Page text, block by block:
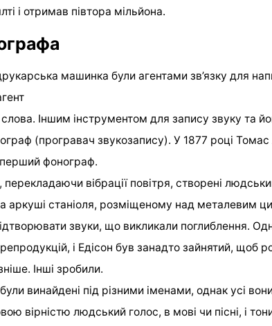
і отримав півтора мільйона.
машинка були агентами зв’язку для
Іншим інструментом для запису звуку та
(програвач звукозапису). У 1877 році
перший фонограф.
вібрації повітря, створені
аркуші станіоля, розміщеному над металевим
звуки, що викликали поглиблення.
репродукцій, і Едісон був занадто зайнятий, щоб
Інші зробили.
винайдені під різними іменами, однак усі вони
вірністю людський голос, в мові чи пісні, і